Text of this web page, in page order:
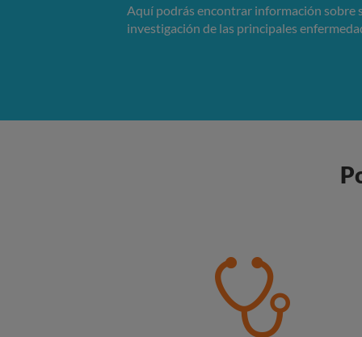
Aquí podrás encontrar información sobre
investigación de las principales